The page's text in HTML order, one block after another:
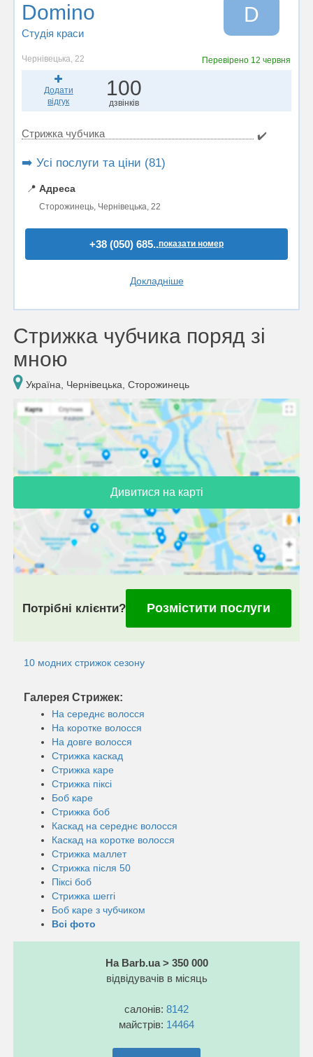
Domino
Студія краси
D
Чернівецька, 22 Перевірено 12 червня
Додати
відгук
100
дзвінків
Стрижка чубчика ✔️
➡️ Усі послуги та ціни (81)
📍 Адреса
Сторожинець, Чернівецька, 22
+38 (050) 685..показати номер
Докладніше
Стрижка чубчика поряд зі
мною
Україна, Чернівецька, Сторожинець
Дивитися на карті
Потрібні клієнти? Розмістити послуги
10 модних стрижок сезону
Галерея Стрижек:
На середнє волосся
На коротке волосся
На довге волосся
Стрижка каскад
Стрижка каре
Стрижка піксі
Боб каре
Стрижка боб
Каскад на середнє волосся
Каскад на коротке волосся
Стрижка маллет
Стрижка після 50
Піксі боб
Стрижка шеггі
Боб каре з чубчиком
Всі фото
На Barb.ua > 350 000
відвідувачів в місяць
салонів: 8142
майстрів: 14464